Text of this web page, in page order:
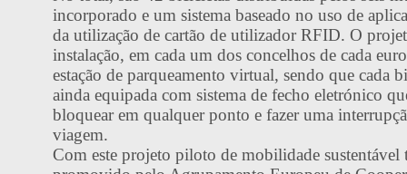
incorporado e um sistema baseado no uso de
da utilização de cartão de utilizador RFID. O
instalação, em cada um dos concelhos de cada
estação de parqueamento virtual, sendo que cada
ainda equipada com sistema de fecho eletrónico
bloquear em qualquer ponto e fazer uma
viagem.
Com este projeto piloto de mobilidade sustentável